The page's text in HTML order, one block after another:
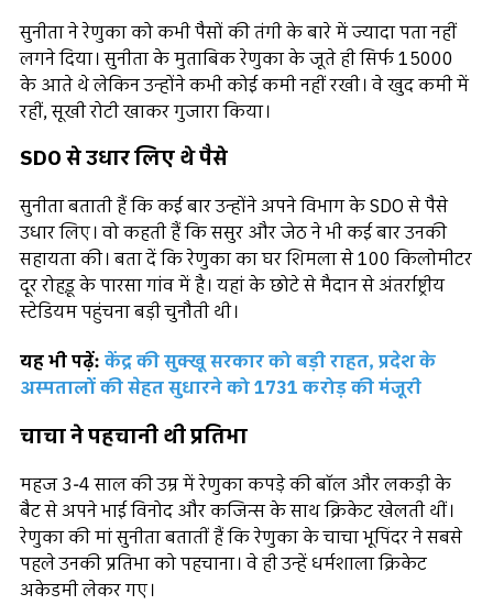
सुनीता ने रेणुका को कभी पैसों की तंगी के बारे में ज्यादा पता नहीं
लगने दिया। सुनीता के मुताबिक रेणुका के जूते ही सिर्फ 15000
के आते थे लेकिन उन्होंने कभी कोई कमी नहीं रखी। वे खुद कमी में
रहीं, सूखी रोटी खाकर गुजारा किया।
SDO से उधार लिए थे पैसे
सुनीता बताती हैं कि कई बार उन्होंने अपने विभाग के SDO से पैसे
उधार लिए। वो कहती हैं कि ससुर और जेठ ने भी कई बार उनकी
सहायता की। बता दें कि रेणुका का घर शिमला से 100 किलोमीटर
दूर रोहड़ू के पारसा गांव में है। यहां के छोटे से मैदान से अंतर्राष्ट्रीय
स्टेडियम पहुंचना बड़ी चुनौती थी।
यह भी पढ़ें: केंद्र की सुक्खू सरकार को बड़ी राहत, प्रदेश के
अस्पतालों की सेहत सुधारने को 1731 करोड़ की मंजूरी
चाचा ने पहचानी थी प्रतिभा
महज 3-4 साल की उम्र में रेणुका कपड़े की बॉल और लकड़ी के
बैट से अपने भाई विनोद और कजिन्स के साथ क्रिकेट खेलती थीं।
रेणुका की मां सुनीता बतातीं हैं कि रेणुका के चाचा भूपिंदर ने सबसे
पहले उनकी प्रतिभा को पहचाना। वे ही उन्हें धर्मशाला क्रिकेट
अकेडमी लेकर गए।